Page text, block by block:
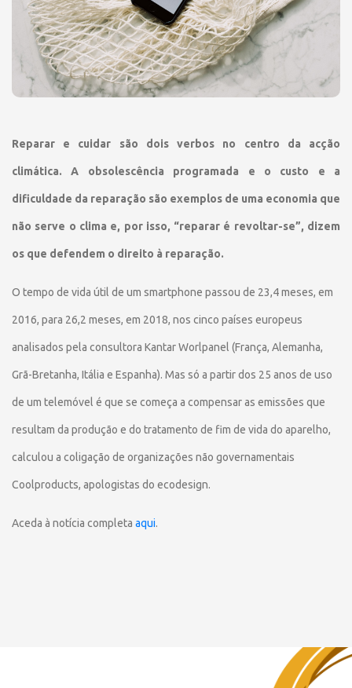
Reparar e cuidar são dois verbos no centro da acção
climática. A obsolescência programada e o custo e a
dificuldade da reparação são exemplos de uma economia que
não serve o clima e, por isso, “reparar é revoltar-se”, dizem
os que defendem o direito à reparação.
O tempo de vida útil de um smartphone passou de 23,4 meses, em
2016, para 26,2 meses, em 2018, nos cinco países europeus
analisados pela consultora Kantar Worlpanel (França, Alemanha,
Grã-Bretanha, Itália e Espanha). Mas só a partir dos 25 anos de uso
de um telemóvel é que se começa a compensar as emissões que
resultam da produção e do tratamento de fim de vida do aparelho,
calculou a coligação de organizações não governamentais
Coolproducts, apologistas do ecodesign.
Aceda à notícia completa aqui.